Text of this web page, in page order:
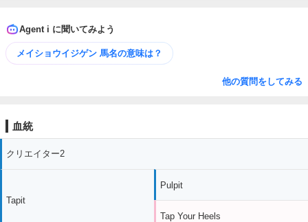
Agent i に聞いてみよう
メイショウイジゲン 馬名の意味は？
他の質問をしてみる
血統
クリエイター2
Tapit
Pulpit
Tap Your Heels